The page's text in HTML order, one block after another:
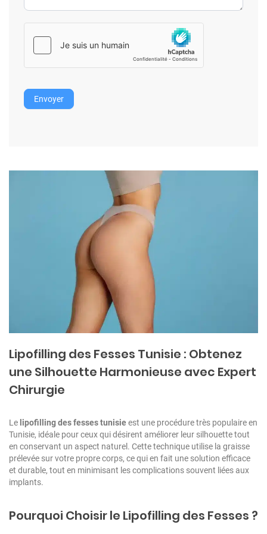
Envoyer
Lipofilling des Fesses Tunisie : Obtenez
une Silhouette Harmonieuse avec Expert
Chirurgie
Le lipofilling des fesses tunisieest une procédure très populaire en
Tunisie, idéale pour ceux qui désirent améliorer leur silhouette tout
en conservant un aspect naturel. Cette technique utilise la graisse
prélevée sur votre propre corps, ce qui en fait une solution efficace
et durable, tout en minimisant les complications souvent liées aux
implants.
Pourquoi Choisir le Lipofilling des Fesses ?